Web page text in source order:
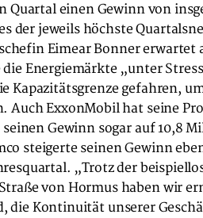
Quartal einen Gewinn von
der jeweils höchste
Eimear Bonner erwartet
Energiemärkte „unter
Kapazitätsgrenze gefahren,
Auch ExxonMobil hat seine
Gewinn sogar auf 10,8
steigerte seinen Gewinn
„Trotz der
von Hormus haben wir
die Kontinuität unserer